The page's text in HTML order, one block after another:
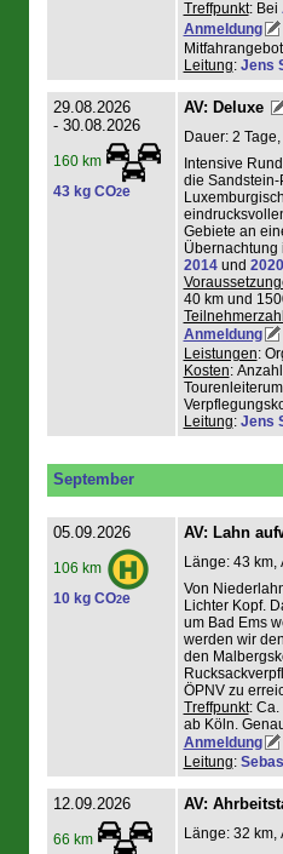
Treffpunkt: Bei
Anmeldung
Leitung: Jens
29.08.2026
- 30.08.2026
160 km
43 kg CO2e
AV: Deluxe
Dauer: 2
Intensive
die
Gebiete an
Übernachtung
2014und 2020
40 km und
Anmeldung
Leistungen:
Kosten:
Leitung: Jens
September
05.09.2026
106 km
10 kg CO2e
AV: Lahn
Länge: 43 km,
Von
Lichter Kopf.
um Bad Ems
werden wir
den
ÖPNV zu
Treffpunkt: Ca.
ab Köln.
Anmeldung
Leitung:
12.09.2026
66 km
AV:
Länge: 32 km,